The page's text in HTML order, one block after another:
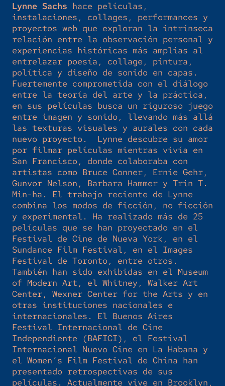
Lynne Sachs hace películas,
instalaciones, collages, performances y
proyectos web que exploran la intrínseca
relación entre la observación personal y
experiencias históricas más amplias al
entrelazar poesía, collage, pintura,
política y diseño de sonido en capas.
Fuertemente comprometida con el diálogo
entre la teoría del arte y la práctica,
en sus películas busca un riguroso juego
entre imagen y sonido, llevando más allá
las texturas visuales y aurales con cada
nuevo proyecto. Lynne descubre su amor
por filmar películas mientras vivía en
San Francisco, donde colaboraba con
artistas como Bruce Conner, Ernie Gehr,
Gunvor Nelson, Barbara Hammer y Trin T.
Min-ha. El trabajo reciente de Lynne
combina los modos de ficción, no ficción
y experimental. Ha realizado más de 25
películas que se han proyectado en el
Festival de Cine de Nueva York, en el
Sundance Film Festival, en el Images
Festival de Toronto, entre otros.
También han sido exhibidas en el Museum
of Modern Art, el Whitney, Walker Art
Center, Wexner Center for the Arts y en
otras instituciones nacionales e
internacionales. El Buenos Aires
Festival Internacional de Cine
Independiente (BAFICI), el Festival
Internacional Nuevo Cine en La Habana y
el Women’s Film Festival de China han
presentado retrospectivas de sus
películas. Actualmente vive en Brooklyn,